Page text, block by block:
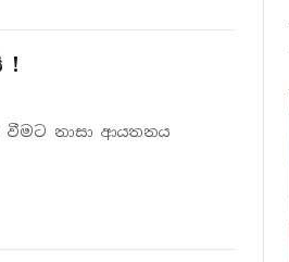
!
නාසා ආයතනය